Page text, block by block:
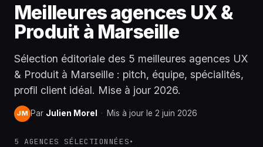
Meilleures agences UX &
Produit à Marseille
Sélection éditoriale des 5 meilleures agences UX
& Produit à Marseille : pitch, équipe, spécialités,
profil client idéal. Mise à jour 2026.
JM Par Julien Morel · Mis à jour le 2 juin 2026
5 AGENCES SÉLECTIONNÉES•